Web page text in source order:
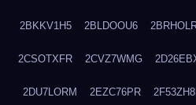
2BKKV1H5 2BLDOOU6
2CSOTXFR 2CVZ7WMG
2DU7LORM 2EZC76PR